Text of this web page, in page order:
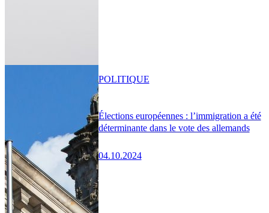
Élections européennes : l’immigration a été
déterminante dans le vote des allemands
04.10.2024
POLITIQUE